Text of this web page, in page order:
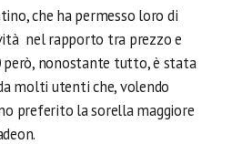
che ha permesso loro di
nel rapporto tra prezzo e
però, nonostante tutto, è stata
molti utenti che, volendo
preferito la sorella maggiore